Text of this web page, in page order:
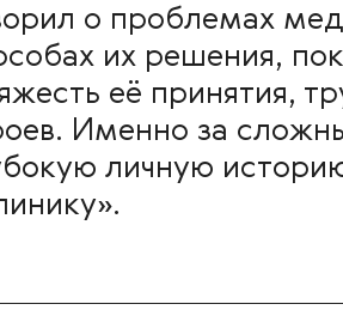
о проблемах
их решения,
её принятия,
Именно за
личную